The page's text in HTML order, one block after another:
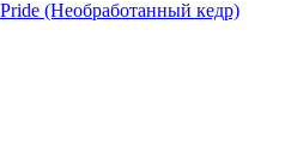
(Необработанный кедр)